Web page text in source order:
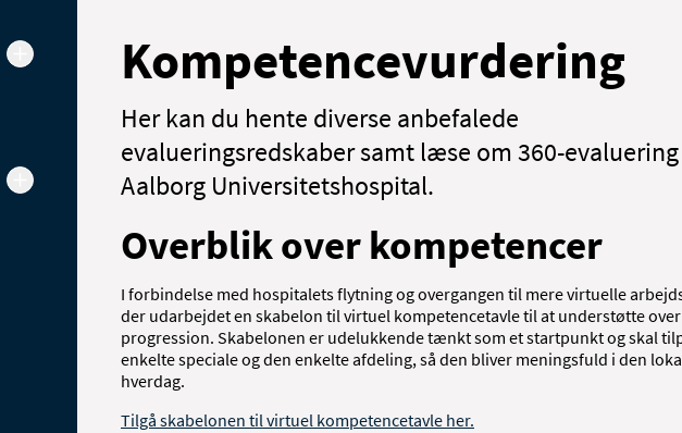
Kompetencevurdering
Her kan du hente diverse anbefalede
evalueringsredskaber samt læse om 360-
Aalborg Universitetshospital.
Overblik over kompetencer
I forbindelse med hospitalets flytning og overgangen til mere virtuelle
der udarbejdet en skabelon til virtuel kompetencetavle til at understøtte
progression. Skabelonen er udelukkende tænkt som et startpunkt og skal
enkelte speciale og den enkelte afdeling, så den bliver meningsfuld i den
hverdag.
Tilgå skabelonen til virtuel kompetencetavle her.